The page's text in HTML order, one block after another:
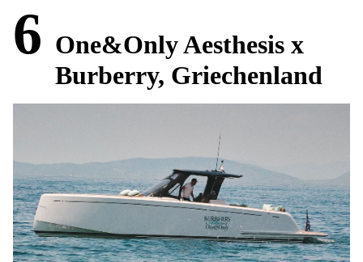
6 One&Only Aesthesis x
Burberry, Griechenland